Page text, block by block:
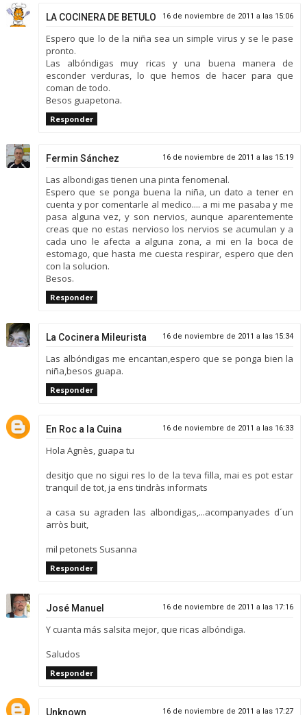
LA COCINERA DE BETULO 16 de noviembre de 2011 a las 15:06
Espero que lo de la niña sea un simple virus y se le pase
pronto.
Las albóndigas muy ricas y una buena manera de
esconder verduras, lo que hemos de hacer para que
coman de todo.
Besos guapetona.
Responder
Fermin Sánchez 16 de noviembre de 2011 a las 15:19
Las albondigas tienen una pinta fenomenal.
Espero que se ponga buena la niña, un dato a tener en
cuenta y por comentarle al medico.... a mi me pasaba y me
pasa alguna vez, y son nervios, aunque aparentemente
creas que no estas nervioso los nervios se acumulan y a
cada uno le afecta a alguna zona, a mi en la boca de
estomago, que hasta me cuesta respirar, espero que den
con la solucion.
Besos.
Responder
La Cocinera Mileurista 16 de noviembre de 2011 a las 15:34
Las albóndigas me encantan,espero que se ponga bien la
niña,besos guapa.
Responder
En Roc a la Cuina 16 de noviembre de 2011 a las 16:33
Hola Agnès, guapa tu
desitjo que no sigui res lo de la teva filla, mai es pot estar
tranquil de tot, ja ens tindràs informats
a casa su agraden las albondigas,...acompanyades d´un
arròs buit,
mil petonets Susanna
Responder
José Manuel 16 de noviembre de 2011 a las 17:16
Y cuanta más salsita mejor, que ricas albóndiga.
Saludos
Responder
Unknown 16 de noviembre de 2011 a las 17:27